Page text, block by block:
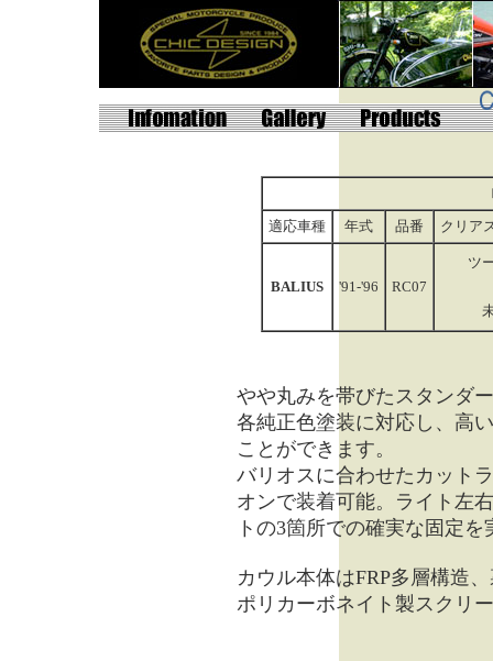
適応車種
年式 品番 クリア
BALIUS '91-'96 RC07
ツ
やや丸みを帯びたスタンダ
各純正色塗装に対応し、高
ことができます。
バリオスに合わせたカット
オンで装着可能。ライト左
トの3箇所での確実な固定
カウル本体はFRP多層構造
ポリカーボネイト製スクリ